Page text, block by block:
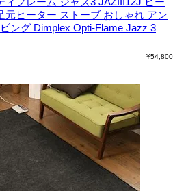
元ヒーター ストーブ おしゃれ アン
ング Dimplex Opti-Flame Jazz 3
¥54,800